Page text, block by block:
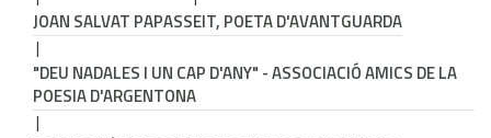
JOAN SALVAT PAPASSEIT, POETA D'AVANTGUARDA
"DEU NADALES I UN CAP D'ANY" - ASSOCIACIÓ AMICS DE LA
POESIA D'ARGENTONA